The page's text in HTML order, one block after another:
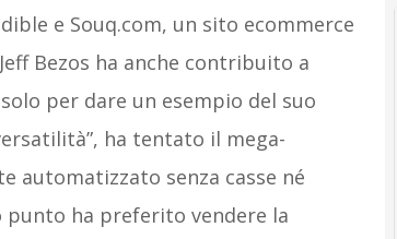
e Souq.com, un sito ecommerce
Bezos ha anche contribuito a
per dare un esempio del suo
ha tentato il mega-
automatizzato senza casse né
ha preferito vendere la